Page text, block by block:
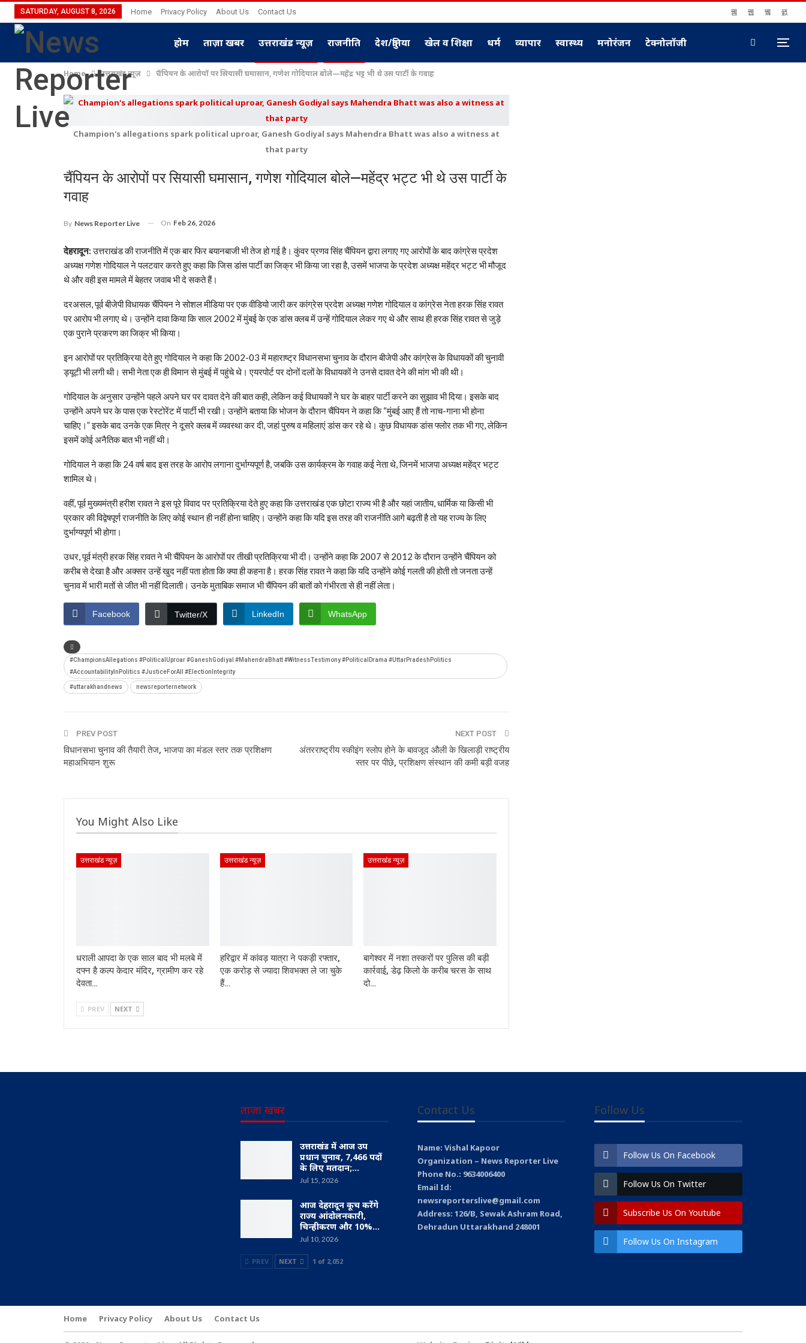
SATURDAY, AUGUST 8, 2026 Home Privacy Policy About Us Contact Us
होम ताज़ा खबर उत्तराखंड न्यूज़ राजनीति देश/दुनिया खेल व शिक्षा धर्म व्यापार स्वास्थ्य मनोरंजन टेक्नोलॉजी
Home उत्तराखंड न्यूज़ चैंपियन के आरोपों पर सियासी घमासान, गणेश गोदियाल बोले—महेंद्र भट्ट भी थे उस पार्टी के गवाह
Champion's allegations spark political uproar, Ganesh Godiyal says Mahendra Bhatt was also a witness at
that party
चैंपियन के आरोपों पर सियासी घमासान, गणेश गोदियाल बोले—महेंद्र भट्ट भी थे उस पार्टी के
गवाह
By News Reporter Live On Feb 26, 2026
देहरादून:उत्तराखंड की राजनीति में एक बार फिर बयानबाजी भी तेज हो गई है। कुंवर प्रणव सिंह चैंपियन द्वारा लगाए गए आरोपों के बाद कांग्रेस प्रदेश
अध्यक्ष गणेश गोदियाल ने पलटवार करते हुए कहा कि जिस डांस पार्टी का जिक्र भी किया जा रहा है, उसमें भाजपा के प्रदेश अध्यक्ष महेंद्र भट्ट भी मौजूद
थे और वही इस मामले में बेहतर जवाब भी दे सकते हैं।
दरअसल, पूर्व बीजेपी विधायक चैंपियन ने सोशल मीडिया पर एक वीडियो जारी कर कांग्रेस प्रदेश अध्यक्ष गणेश गोदियाल व कांग्रेस नेता हरक सिंह रावत
पर आरोप भी लगाए थे। उन्होंने दावा किया कि साल 2002 में मुंबई के एक डांस क्लब में उन्हें गोदियाल लेकर गए थे और साथ ही हरक सिंह रावत से जुड़े
एक पुराने प्रकरण का जिक्र भी किया।
इन आरोपों पर प्रतिक्रिया देते हुए गोदियाल ने कहा कि 2002-03 में महाराष्ट्र विधानसभा चुनाव के दौरान बीजेपी और कांग्रेस के विधायकों की चुनावी
ड्यूटी भी लगी थी। सभी नेता एक ही विमान से मुंबई में पहुंचे थे। एयरपोर्ट पर दोनों दलों के विधायकों ने उनसे दावत देने की मांग भी की थी।
गोदियाल के अनुसार उन्होंने पहले अपने घर पर दावत देने की बात कही, लेकिन कई विधायकों ने घर के बाहर पार्टी करने का सुझाव भी दिया। इसके बाद
उन्होंने अपने घर के पास एक रेस्टोरेंट में पार्टी भी रखी। उन्होंने बताया कि भोजन के दौरान चैंपियन ने कहा कि “मुंबई आए हैं तो नाच-गाना भी होना
चाहिए।” इसके बाद उनके एक मित्र ने दूसरे क्लब में व्यवस्था कर दी, जहां पुरुष व महिलाएं डांस कर रहे थे। कुछ विधायक डांस फ्लोर तक भी गए, लेकिन
इसमें कोई अनैतिक बात भी नहीं थी।
गोदियाल ने कहा कि 24 वर्ष बाद इस तरह के आरोप लगाना दुर्भाग्यपूर्ण है, जबकि उस कार्यक्रम के गवाह कई नेता थे, जिनमें भाजपा अध्यक्ष महेंद्र भट्ट
शामिल थे।
वहीं, पूर्व मुख्यमंत्री हरीश रावत ने इस पूरे विवाद पर प्रतिक्रिया देते हुए कहा कि उत्तराखंड एक छोटा राज्य भी है और यहां जातीय, धार्मिक या किसी भी
प्रकार की विद्वेषपूर्ण राजनीति के लिए कोई स्थान ही नहीं होना चाहिए। उन्होंने कहा कि यदि इस तरह की राजनीति आगे बढ़ती है तो यह राज्य के लिए
दुर्भाग्यपूर्ण भी होगा।
उधर, पूर्व मंत्री हरक सिंह रावत ने भी चैंपियन के आरोपों पर तीखी प्रतिक्रिया भी दी। उन्होंने कहा कि 2007 से 2012 के दौरान उन्होंने चैंपियन को
करीब से देखा है और अक्सर उन्हें खुद नहीं पता होता कि क्या ही कहना है। हरक सिंह रावत ने कहा कि यदि उन्होंने कोई गलती की होती तो जनता उन्हें
चुनाव में भारी मतों से जीत भी नहीं दिलाती। उनके मुताबिक समाज भी चैंपियन की बातों को गंभीरता से ही नहीं लेता।
Facebook Twitter/X LinkedIn WhatsApp
#ChampionsAllegations #PoliticalUproar #GaneshGodiyal #MahendraBhatt #WitnessTestimony #PoliticalDrama #UttarPradeshPolitics
#AccountabilityInPolitics #JusticeForAll #ElectionIntegrity
#uttarakhandnews newsreporternetwork
PREV POST
विधानसभा चुनाव की तैयारी तेज, भाजपा का मंडल स्तर तक प्रशिक्षण
महाअभियान शुरू
NEXT POST
अंतरराष्ट्रीय स्कीइंग स्लोप होने के बावजूद औली के खिलाड़ी राष्ट्रीय
स्तर पर पीछे, प्रशिक्षण संस्थान की कमी बड़ी वजह
You Might Also Like
उत्तराखंड न्यूज़
धराली आपदा के एक साल बाद भी मलबे में
दफ्न है कल्प केदार मंदिर, ग्रामीण कर रहे
देवता…
उत्तराखंड न्यूज़
हरिद्वार में कांवड़ यात्रा ने पकड़ी रफ्तार,
एक करोड़ से ज्यादा शिवभक्त ले जा चुके
हैं…
उत्तराखंड न्यूज़
बागेश्वर में नशा तस्करों पर पुलिस की बड़ी
कार्रवाई, डेढ़ किलो के करीब चरस के साथ
दो…
PREV NEXT
ताज़ा खबर
उत्तराखंड में आज उप
प्रधान चुनाव, 7,466 पदों
के लिए मतदान;…
Jul 15, 2026
आज देहरादून कूच करेंगे
राज्य आंदोलनकारी,
चिन्हीकरण और 10%…
Jul 10, 2026
PREV NEXT 1 of 2,052
Contact Us
Name: Vishal Kapoor
Organization – News Reporter Live
Phone No.: 9634006400
Email Id:
newsreporterslive@gmail.com
Address: 126/B, Sewak Ashram Road,
Dehradun Uttarakhand 248001
Follow Us
Follow Us On Facebook
Follow Us On Twitter
Subscribe Us On Youtube
Follow Us On Instagram
Home Privacy Policy About Us Contact Us